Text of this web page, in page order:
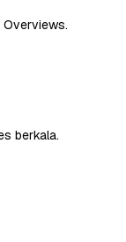
Overviews.
berkala.